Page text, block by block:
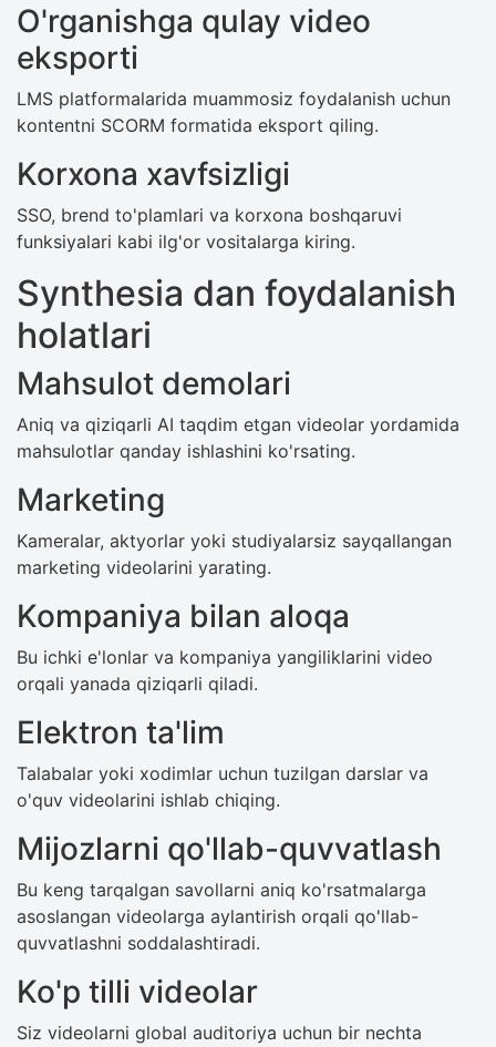
O'rganishga qulay video
eksporti
LMS platformalarida muammosiz foydalanish uchun
kontentni SCORM formatida eksport qiling.
Korxona xavfsizligi
SSO, brend to'plamlari va korxona boshqaruvi
funksiyalari kabi ilg'or vositalarga kiring.
Synthesia dan foydalanish
holatlari
Mahsulot demolari
Aniq va qiziqarli AI taqdim etgan videolar yordamida
mahsulotlar qanday ishlashini ko'rsating.
Marketing
Kameralar, aktyorlar yoki studiyalarsiz sayqallangan
marketing videolarini yarating.
Kompaniya bilan aloqa
Bu ichki e'lonlar va kompaniya yangiliklarini video
orqali yanada qiziqarli qiladi.
Elektron ta'lim
Talabalar yoki xodimlar uchun tuzilgan darslar va
o'quv videolarini ishlab chiqing.
Mijozlarni qo'llab-quvvatlash
Bu keng tarqalgan savollarni aniq ko'rsatmalarga
asoslangan videolarga aylantirish orqali qo'llab-
quvvatlashni soddalashtiradi.
Ko'p tilli videolar
Siz videolarni global auditoriya uchun bir nechta